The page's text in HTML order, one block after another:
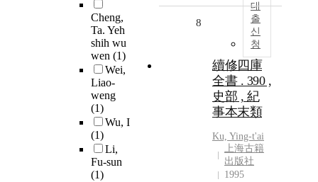
Cheng,
Ta. Yeh
shih wu
wen (1)
Wei,
Liao-
weng
(1)
Wu, I
(1)
Li,
Fu-sun
(1)
대
출
신
청
8
續修四庫
全書 . 390 ,
史部 , 紀
事本末類
Ku, Ying-t'ai
上海古籍
出版社
1995